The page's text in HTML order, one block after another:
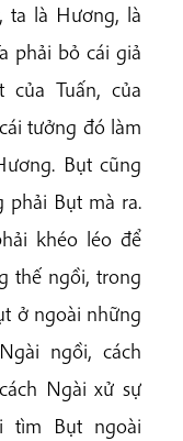
ta là Hương, là
phải bỏ cái giả
Tuấn, của
tưởng đó làm
Bụt cũng
phải Bụt mà ra.
khéo léo để
thế ngồi, trong
ở ngoài những
ngồi, cách
Ngài xử sự
tìm Bụt ngoài